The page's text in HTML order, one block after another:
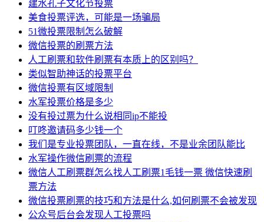
建水孔子文化节投票
美食投票评选，可能是一场骗局
51微投票限制怎么破解
微信投票的刷票方法
人工刷票和软件刷票有本质上的区别吗？
类似智助神话的投票平台
微信投票有区域限制
水军投票价格是多少
没有投过票为什么说相同ip不能投
叮咚邀请码多少钱一个
我们是专业投票团队，一直在线，不是业余团队能比
水军操作微信刷票的流程
微信人工刷票群怎么找人工刷票1毛钱一票 微信快速刷
票方法
微信投票刷票的技巧和方法是什么,如何刷票不会被发现
公众号后台会发现人工投票吗